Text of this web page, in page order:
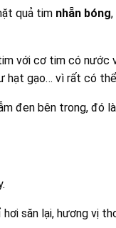
quả tim nhẵn bóng,
với cơ tim có nước
hạt gạo… vì rất có
đen bên trong, đó
săn lại, hương vị